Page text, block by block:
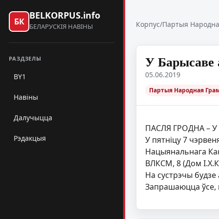
БК
BELKORPUS.info
БЕЛАРУСКІЯ НАВІНЫ
РАЗДЗЕЛЫ
BY1
Навіны
Далучыцца
Рэдакцыя
Корпус/Партыя
У Барысаве
05.06.2019
Партыя Народная
ПАСЛЯ ГРОДНА –
У пятніцу 7
Нацыянальнага
ВЛКСМ, 8 (Дом
На сустрэчы будзе
Запрашаюцца ўсе,